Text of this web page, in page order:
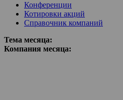
Конференции
Котировки акций
Справочник компаний
Тема месяца:
Компания месяца: